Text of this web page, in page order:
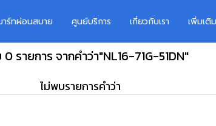
าร์ทผ่อนสบาย ศูนย์บริการ เกี่ยวกับเรา เพิ่มเ
รายการ จากคำว่า"NL16-71G-51DN"
ไม่พบรายการคำว่า